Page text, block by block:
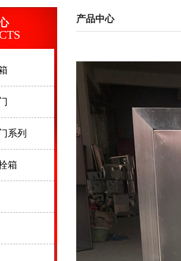
系列
箱
产品中心